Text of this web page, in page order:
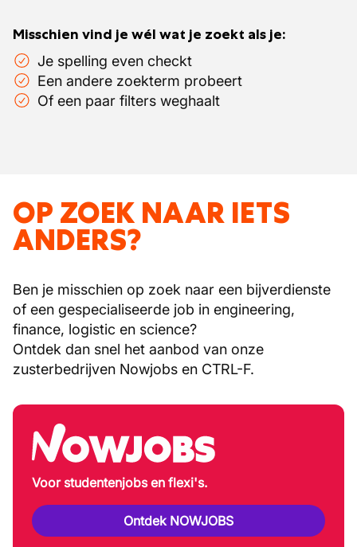
Misschien vind je wél wat je zoekt als je:
Je spelling even checkt
Een andere zoekterm probeert
Of een paar filters weghaalt
OP ZOEK NAAR IETS
ANDERS?
Ben je misschien op zoek naar een bijverdienste
of een gespecialiseerde job in engineering,
finance, logistic en science?
Ontdek dan snel het aanbod van onze
zusterbedrijven Nowjobs en CTRL-F.
Voor studentenjobs en flexi's.
Ontdek NOWJOBS